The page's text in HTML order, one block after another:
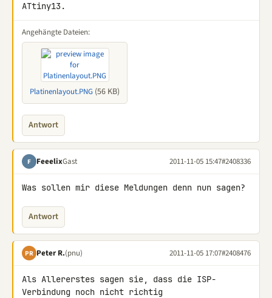
ATtiny13.
Angehängte Dateien:
Platinenlayout.PNG (56 KB)
Antwort
F FeeelixGast 2011-11-05 15:47#2408336
Was sollen mir diese Meldungen denn nun sagen?
Antwort
PR Peter R.(pnu) 2011-11-05 17:07#2408476
Als Allererstes sagen sie, dass die ISP-
Verbindung noch nicht richtig